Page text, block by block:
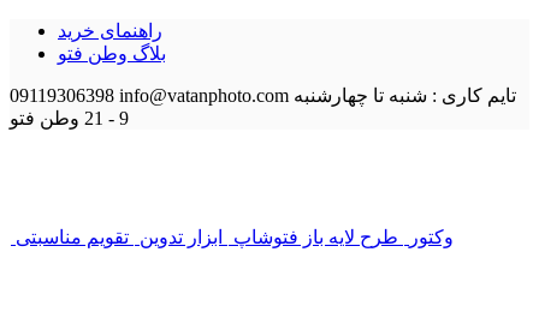
راهنمای خرید
بلاگ وطن فتو
09119306398 info@vatanphoto.com تایم کاری : شنبه تا چهارشنبه
9 - 21
وطن فتو
وکتور طرح لایه باز فتوشاپ ابزار تدوین تقویم مناسبتی